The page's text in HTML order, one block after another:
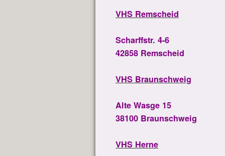
VHS Remscheid
Scharffstr. 4-6
42858 Remscheid
VHS Braunschweig
Alte Wasge 15
38100 Braunschweig
VHS Herne